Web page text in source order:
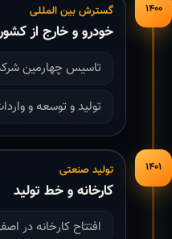
۱۴۰۰ گسترش بین المللی
خودرو و خارج از
تاسیس چهارمین
تولید و توسعه و
۱۴۰۱ تولید صنعتی
کارخانه و خط تولید
افتتاح کارخانه در